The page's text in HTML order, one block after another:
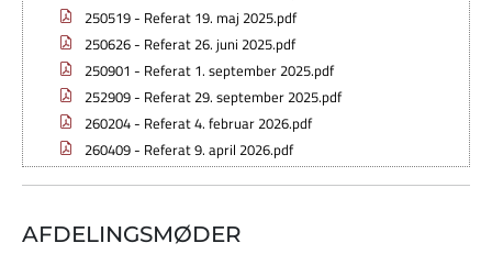
250519 - Referat 19. maj 2025.pdf
250626 - Referat 26. juni 2025.pdf
250901 - Referat 1. september 2025.pdf
252909 - Referat 29. september 2025.pdf
260204 - Referat 4. februar 2026.pdf
260409 - Referat 9. april 2026.pdf
AFDELINGSMØDER